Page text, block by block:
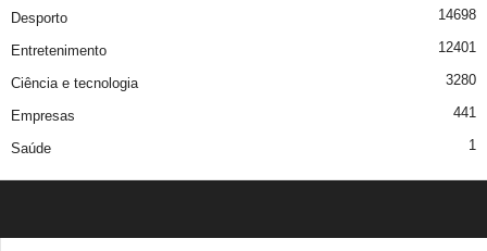
Desporto 14698
Entretenimento 12401
Ciência e tecnologia 3280
Empresas 441
Saúde 1